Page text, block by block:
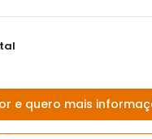
e quero mais